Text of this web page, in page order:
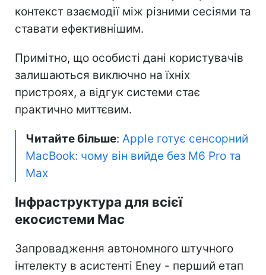
контекст взаємодії між різними сесіями та
ставати ефективнішим.
Примітно, що особисті дані користувачів
залишаються виключно на їхніх
пристроях, а відгук системи стає
практично миттєвим.
Читайте більше: Apple готує сенсорний
MacBook: чому він вийде без M6 Pro та
Max
Інфраструктура для всієї
екосистеми Mac
Запровадження автономного штучного
інтелекту в асистенті Eney - перший етап